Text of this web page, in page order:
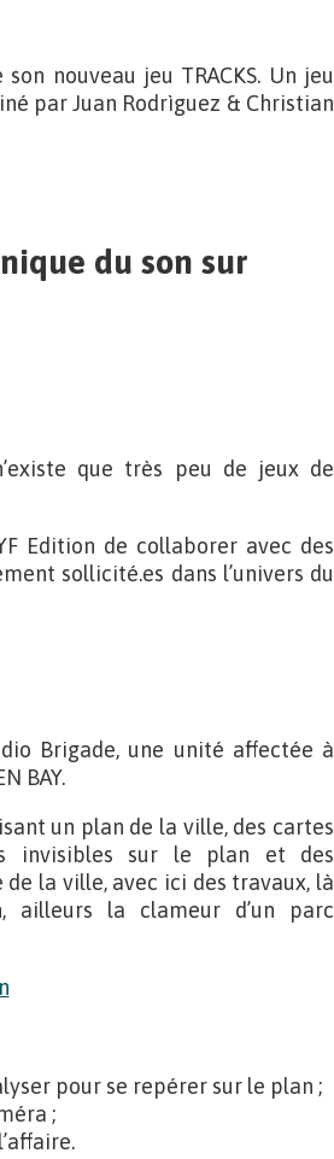
nouveau jeu TRACKS. Un jeu
par Juan Rodrìguez & Christian
du son sur
que très peu de jeux de
Edition de collaborer avec des
sollicité.es dans l’univers du
Brigade, une unité affectée à
BAY.
un plan de la ville, des cartes
invisibles sur le plan et des
la ville, avec ici des travaux, là
ailleurs la clameur d’un parc
pour se repérer sur le plan ;
;